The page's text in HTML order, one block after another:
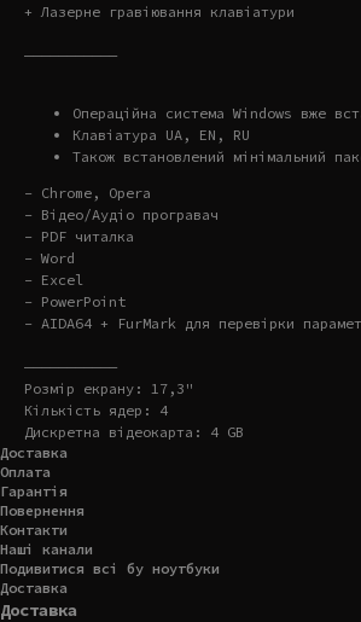
+ Лазерне гравіювання клавіатури
———————————
Операційна система Windows вже
Клавіатура UA, EN, RU
Також встановлений мінімальний
- Chrome, Opera
- Відео/Аудіо програвач
- PDF читалка
- Word
- Excel
- PowerPoint
- AIDA64 + FurMark для перевірки
———————————
Розмір екрану: 17,3"
Кількість ядер: 4
Дискретна відеокарта: 4 GB
Доставка
Оплата
Гарантія
Повернення
Контакти
Наші канали
Подивитися всі бу ноутбуки
Доставка
Доставка